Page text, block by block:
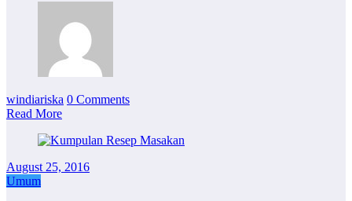
windiariska 0 Comments
Read More
August 25, 2016
Umum